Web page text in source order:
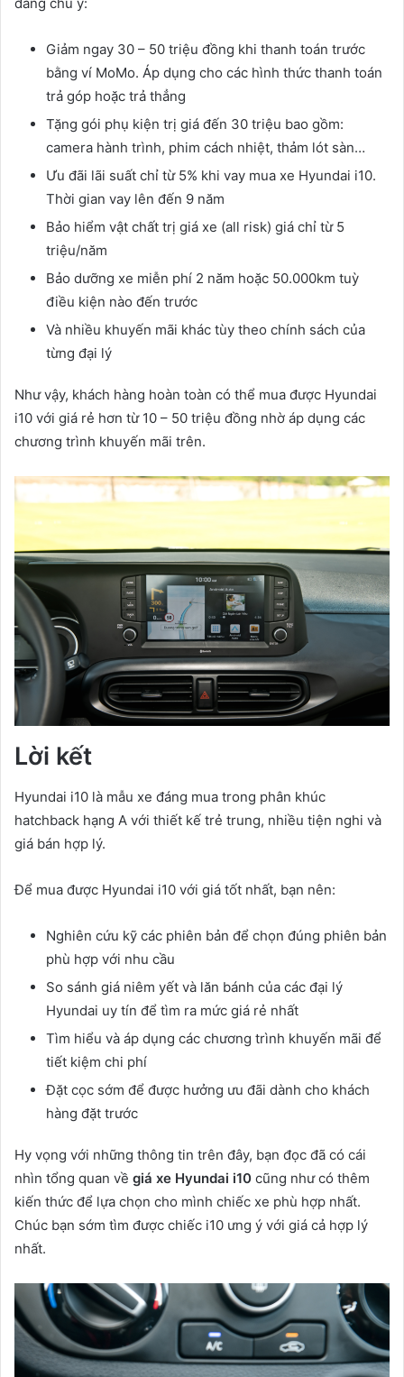
Giảm ngay 30 – 50 triệu đồng khi thanh toán trước
bằng ví MoMo. Áp dụng cho các hình thức thanh toán
trả góp hoặc trả thẳng
Tặng gói phụ kiện trị giá đến 30 triệu bao gồm:
camera hành trình, phim cách nhiệt, thảm lót sàn…
Ưu đãi lãi suất chỉ từ 5% khi vay mua xe Hyundai i10.
Thời gian vay lên đến 9 năm
Bảo hiểm vật chất trị giá xe (all risk) giá chỉ từ 5
triệu/năm
Bảo dưỡng xe miễn phí 2 năm hoặc 50.000km tuỳ
điều kiện nào đến trước
Và nhiều khuyến mãi khác tùy theo chính sách của
từng đại lý
Như vậy, khách hàng hoàn toàn có thể mua được Hyundai
i10 với giá rẻ hơn từ 10 – 50 triệu đồng nhờ áp dụng các
chương trình khuyến mãi trên.
Lời kết
Hyundai i10 là mẫu xe đáng mua trong phân khúc
hatchback hạng A với thiết kế trẻ trung, nhiều tiện nghi và
giá bán hợp lý.
Để mua được Hyundai i10 với giá tốt nhất, bạn nên:
Nghiên cứu kỹ các phiên bản để chọn đúng phiên bản
phù hợp với nhu cầu
So sánh giá niêm yết và lăn bánh của các đại lý
Hyundai uy tín để tìm ra mức giá rẻ nhất
Tìm hiểu và áp dụng các chương trình khuyến mãi để
tiết kiệm chi phí
Đặt cọc sớm để được hưởng ưu đãi dành cho khách
hàng đặt trước
Hy vọng với những thông tin trên đây, bạn đọc đã có cái
nhìn tổng quan về giá xe Hyundai i10 cũng như có thêm
kiến thức để lựa chọn cho mình chiếc xe phù hợp nhất.
Chúc bạn sớm tìm được chiếc i10 ưng ý với giá cả hợp lý
nhất.